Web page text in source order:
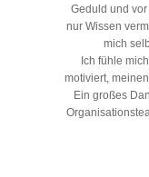
Geduld und
nur Wissen
mich
Ich fühle
motiviert,
Ein großes